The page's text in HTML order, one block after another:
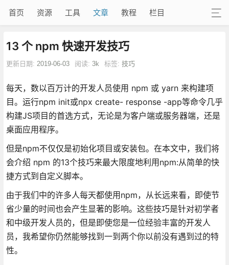
首页 资源 工具 文章 教程 栏目
13 个 npm 快速开发技巧
更新日期: 2019-06-03 阅读: 3k 标签: 技巧
每天，数以百万计的开发人员使用 npm 或 yarn 来构建项
目。运行npm init或npx create- response -app等命令几乎
构建JS项目的首选方式，无论是为客户端或服务器端，还是
桌面应用程序。
但是npm不仅仅是初始化项目或安装包。在本文中，我们将
会介绍 npm 的13个技巧来最大限度地利用npm:从简单的快
捷方式到自定义脚本。
由于我们中的许多人每天都使用npm，从长远来看，即使节
省少量的时间也会产生显著的影响。这些技巧是针对初学者
和中级开发人员的，但是即使您是一位经验丰富的开发人
员，我希望你仍然能够找到一到两个你以前没有遇到过的特
性。